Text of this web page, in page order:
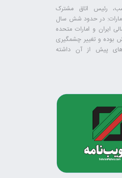
رئیس اتاق مشترک
امارات: در حدود شش سال
ایران و امارات متحده
بوده و تغییر چشمگیری
پیش‌ از آن داشته